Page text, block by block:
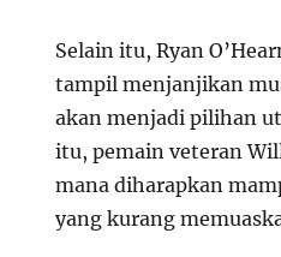
Selain itu, Ryan
tampil menjanjikan
akan menjadi pilihan
itu, pemain veteran
mana diharapkan
yang kurang